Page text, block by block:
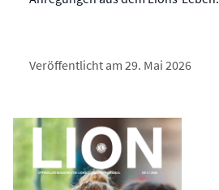
Veröffentlicht am 29. Mai 2026